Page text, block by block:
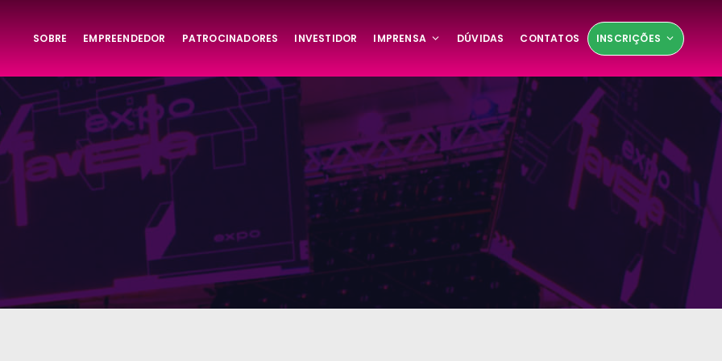
SOBRE EMPREENDEDOR PATROCINADORES INVESTIDOR IMPRENSA DÚVIDAS CONTATOS INSCRIÇÕES